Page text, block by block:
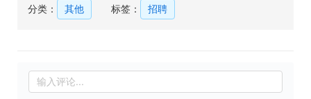
分类： 其他 标签： 招聘